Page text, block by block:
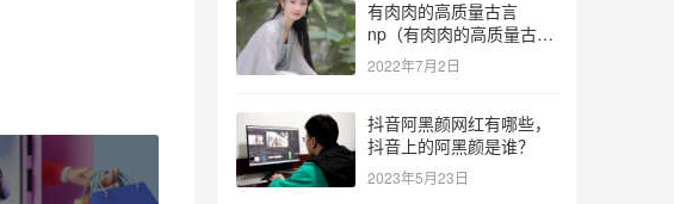
有肉肉的高质量古言
np（有肉肉的高质量古言
np推荐）
2022年7月2日
抖音阿黑颜网红有哪些，
抖音上的阿黑颜是谁？
2023年5月23日